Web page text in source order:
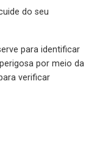
do seu
para identificar
por meio da
verificar